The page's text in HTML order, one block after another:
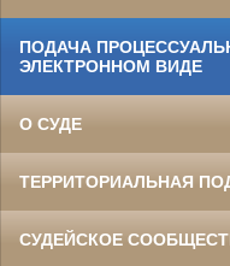
ПОДАЧА
ЭЛЕКТРОННОМ ВИДЕ
О СУДЕ
ТЕРРИТОРИАЛЬНАЯ
СУДЕЙСКОЕ